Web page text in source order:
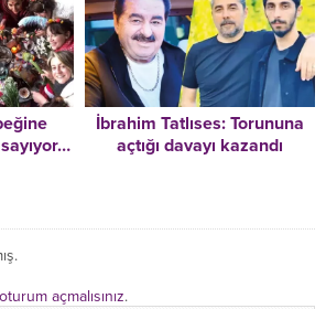
İbrahim Tatlıses: Torununa
açtığı davayı kazandı
oturum açmalısınız.